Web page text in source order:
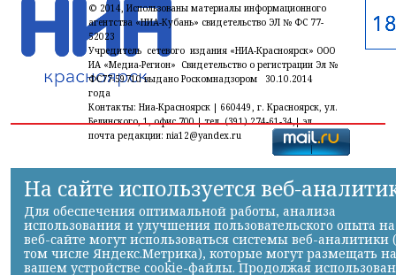
© 2014, Использованы материалы информационного
агентства «НИА-Кубань» свидетельство ЭЛ № ФС 77-
52023
Учредитель сетевого издания «НИА-Красноярск» ООО
ИА «Медиа-Регион» Свидетельство о регистрации Эл №
ФС77-59710 выдано Роскомнадзором 30.10.2014
года
Контакты: Ниа-Красноярск | 660449, г. Красноярск, ул.
Белинского, 1, офис 700 | тел. (391) 274-61-34,| эл.
почта редакции: nia12@yandex.ru
На сайте используется веб-
Для обеспечения оптимальной работы, анализа
использования и улучшения пользовательского опыта на
веб-сайте могут использоваться системы веб-аналитики
том числе Яндекс.Метрика), которые могут размещать на
вашем устройстве cookie-файлы. Продолжая